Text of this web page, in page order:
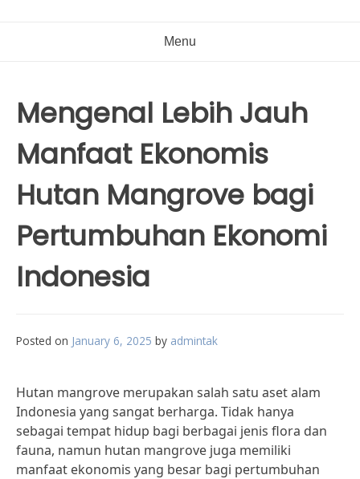
Menu
Mengenal Lebih Jauh
Manfaat Ekonomis
Hutan Mangrove bagi
Pertumbuhan Ekonomi
Indonesia
Posted on January 6, 2025 by admintak
Hutan mangrove merupakan salah satu aset alam
Indonesia yang sangat berharga. Tidak hanya
sebagai tempat hidup bagi berbagai jenis flora dan
fauna, namun hutan mangrove juga memiliki
manfaat ekonomis yang besar bagi pertumbuhan